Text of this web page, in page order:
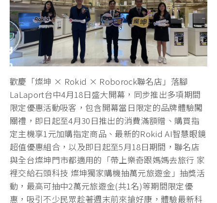
歡慶「燦坤 × Rokid × Roborock聯名店」落腳
LaLaport台中4月18日盛大開幕，同步推出多項期間
限定優惠活動吸客，包含開幕當日限定的品牌體驗闖
關禮，即日起至4月30日推出的消費滿額贈、購買指
定主機享1元加購指定商品、最新的Rokid AI智慧眼鏡
超值優惠組合，以及即日起至5月18日期間，聯名店
與全台燦坤門市都適用的「帶上樂奇跟媽媽去旅行 家
裡交給石頭科技 燦坤獨家購機抽萬元旅遊金」抽獎活
動，最高可抽中2萬元旅遊金(共1名)等期間限定優
惠，吸引不少民眾趁著週末前來搶好康，體驗最新科